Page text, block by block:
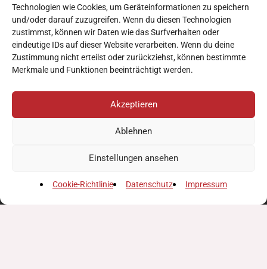
Technologien wie Cookies, um Geräteinformationen zu speichern
und/oder darauf zuzugreifen. Wenn du diesen Technologien
zustimmst, können wir Daten wie das Surfverhalten oder
eindeutige IDs auf dieser Website verarbeiten. Wenn du deine
Zustimmung nicht erteilst oder zurückziehst, können bestimmte
Merkmale und Funktionen beeinträchtigt werden.
Akzeptieren
Ablehnen
Einstellungen ansehen
Cookie-Richtlinie Datenschutz Impressum
8454 Arnfels
beratung@verein-freiraum.at